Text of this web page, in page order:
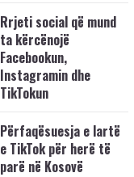
Rrjeti social që mund
ta kërcënojë
Facebookun,
Instagramin dhe
TikTokun
Përfaqësuesja e lartë
e TikTok për herë të
parë në Kosovë